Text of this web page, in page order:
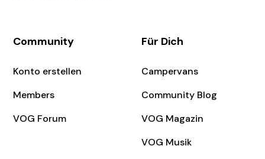
Community
Konto erstellen
Members
VOG Forum
Für Dich
Campervans
Community Blog
VOG Magazin
VOG Musik